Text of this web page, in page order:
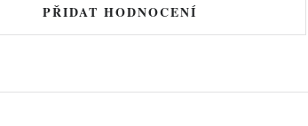
PŘIDAT HODNOCENÍ